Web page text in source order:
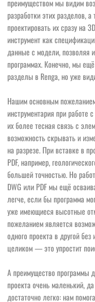
преимуществом мы видим
разработки этих разделов,
проектировать их сразу на
инструмент как
данные с модели, позволяя
программах. Конечно, мы
разделы в Renga, но уже
Нашим основным
инструментария при работе
их более тесная связь с
возможность скрывать и
на разрезе. При вставке в
PDF, например,
большей точностью. Но
DWG или PDF мы ещё
легче, если бы программа
уже имеющиеся высотные
пожеланием является
одного проекта в другой
целиком — это упростит
А преимущество программы
проекта очень маленький,
достаточно легко: нам